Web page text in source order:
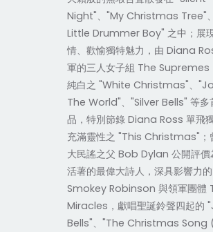
Night"、"My Christmas Tree"
Little Drummer Boy" 之中；展
情、歡愉獨特魅力，由 Diana
軍的三人女子組 The Supremes
純白之 "White Christmas"、
The World"、"Silver Bells" 等多
品，特別節錄 Diana Ross 單飛
充滿靈性之 "This Christmas"；
大民謠之父 Bob Dylan 公開評價
活著的最偉大詩人，深具影響力的
Smokey Robinson 與領軍團體
Miracles，獻唱聖誕鈴聲四起的
Bells"、"The Christmas Song